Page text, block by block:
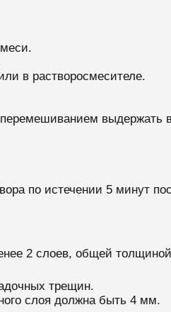
в растворосмесителе.
выдержать
по истечении 5 минут
2 слоев, общей
трещин.
слоя должна быть 4 мм.